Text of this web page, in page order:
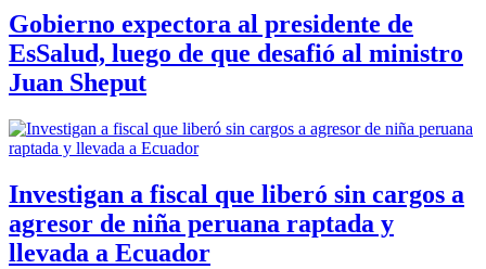
Gobierno expectora al presidente de
EsSalud, luego de que desafió al ministro
Juan Sheput
Investigan a fiscal que liberó sin cargos a
agresor de niña peruana raptada y
llevada a Ecuador